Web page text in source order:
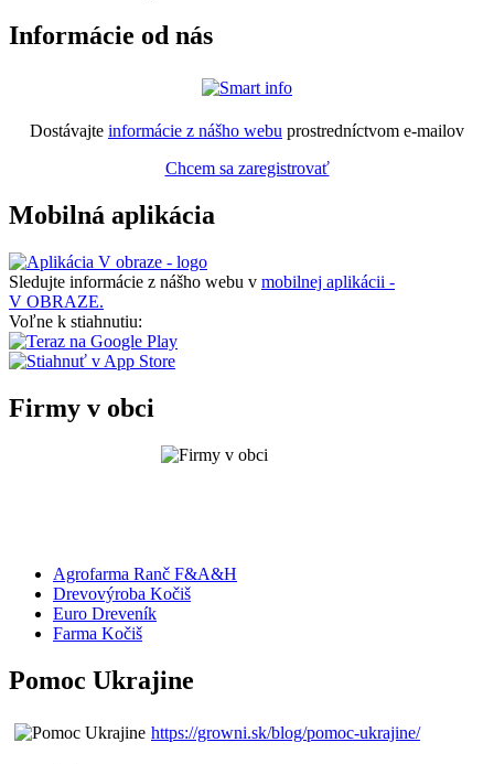
Informácie od nás
Dostávajte informácie z nášho webu prostredníctvom e-mailov
Chcem sa zaregistrovať
Mobilná aplikácia
Sledujte informácie z nášho webu v mobilnej aplikácii -
V OBRAZE.
Voľne k stiahnutiu:
Firmy v obci
Agrofarma Ranč F&A&H
Drevovýroba Kočiš
Euro Dreveník
Farma Kočiš
Pomoc Ukrajine
https://growni.sk/blog/pomoc-ukrajine/